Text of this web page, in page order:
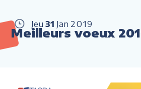
Jeu 31 Jan 2019
Meilleurs voeux